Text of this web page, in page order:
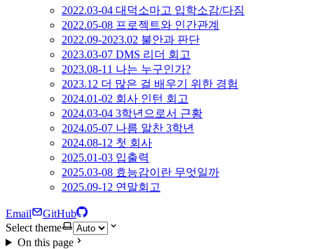
2022.03-04 대덕소마고 입학소감/다짐
2022.05-08 프로젝트와 인간관계
2022.09-2023.02 불안과 판단
2023.03-07 DMS 리더 회고
2023.08-11 나는 누구인가?
2023.12 더 많은 걸 배우기 위한 경험
2024.01-02 회사 인턴 회고
2024.03-04 3학년으로서 근황
2024.05-07 나름 알찬 3학년
2024.08-12 첫 회사
2025.01-03 입출력
2025.03-08 효능감이란 무엇일까
2025.09-12 연말회고
Email
GitHub
Select theme
On this page